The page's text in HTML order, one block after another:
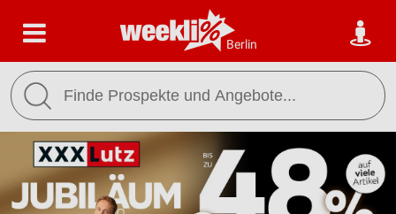
Berlin